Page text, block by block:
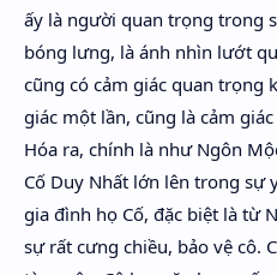
ấy là người quan trọng trong
bóng lưng, là ánh nhìn lướt
cũng có cảm giác quan trọng
giác một lần, cũng là cảm
Hóa ra, chính là như Ngôn
Cố Duy Nhất lớn lên trong sự
gia đình họ Cố, đặc biệt là từ
sự rất cưng chiều, bảo vệ cô.